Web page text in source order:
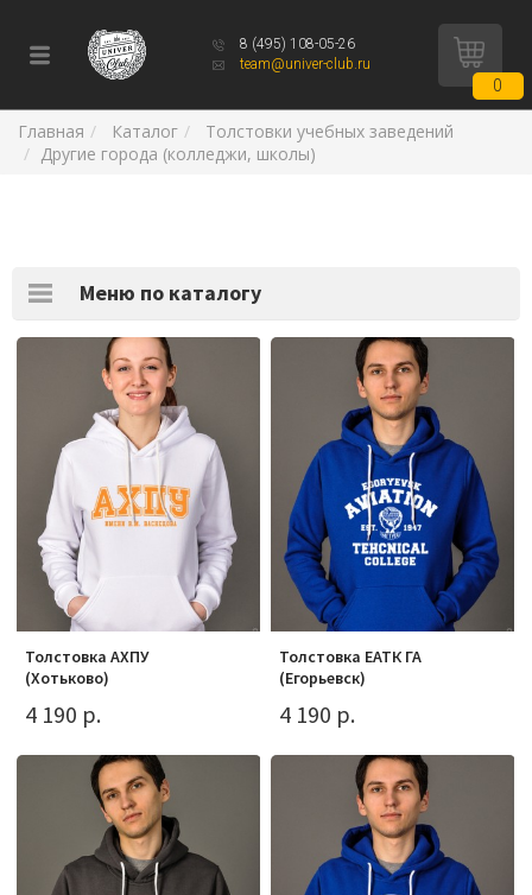
8 (495) 108-05-26
team@univer-club.ru
0
Главная Каталог
Толстовки учебных заведений
Другие города (колледжи, школы)
Меню по каталогу
Толстовка АХПУ
(Хотьково)
4 190 р.
Толстовка ЕАТК ГА
(Егорьевск)
4 190 р.